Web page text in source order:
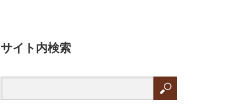
サイト内検索